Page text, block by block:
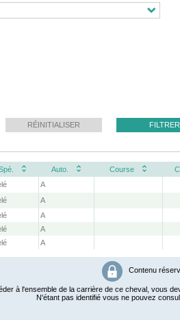
RÉINITIALISER FILTRER
Auto. Course
A
A
A
A
A
Contenu
à l'ensemble de la carrière de ce cheval, vous
N'étant pas identifié vous ne pouvez